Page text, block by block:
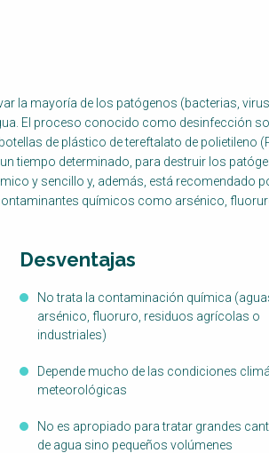
la mayoría de los patógenos (bacterias, virus,
El proceso conocido como desinfección
de plástico de tereftalato de polietileno
tiempo determinado, para destruir los
y sencillo y, además, está recomendado
químicos como arsénico,
Desventajas
No trata la contaminación química
arsénico, fluoruro, residuos agrícolas o
industriales)
Depende mucho de las condiciones
meteorológicas
No es apropiado para tratar grandes
de agua sino pequeños volúmenes